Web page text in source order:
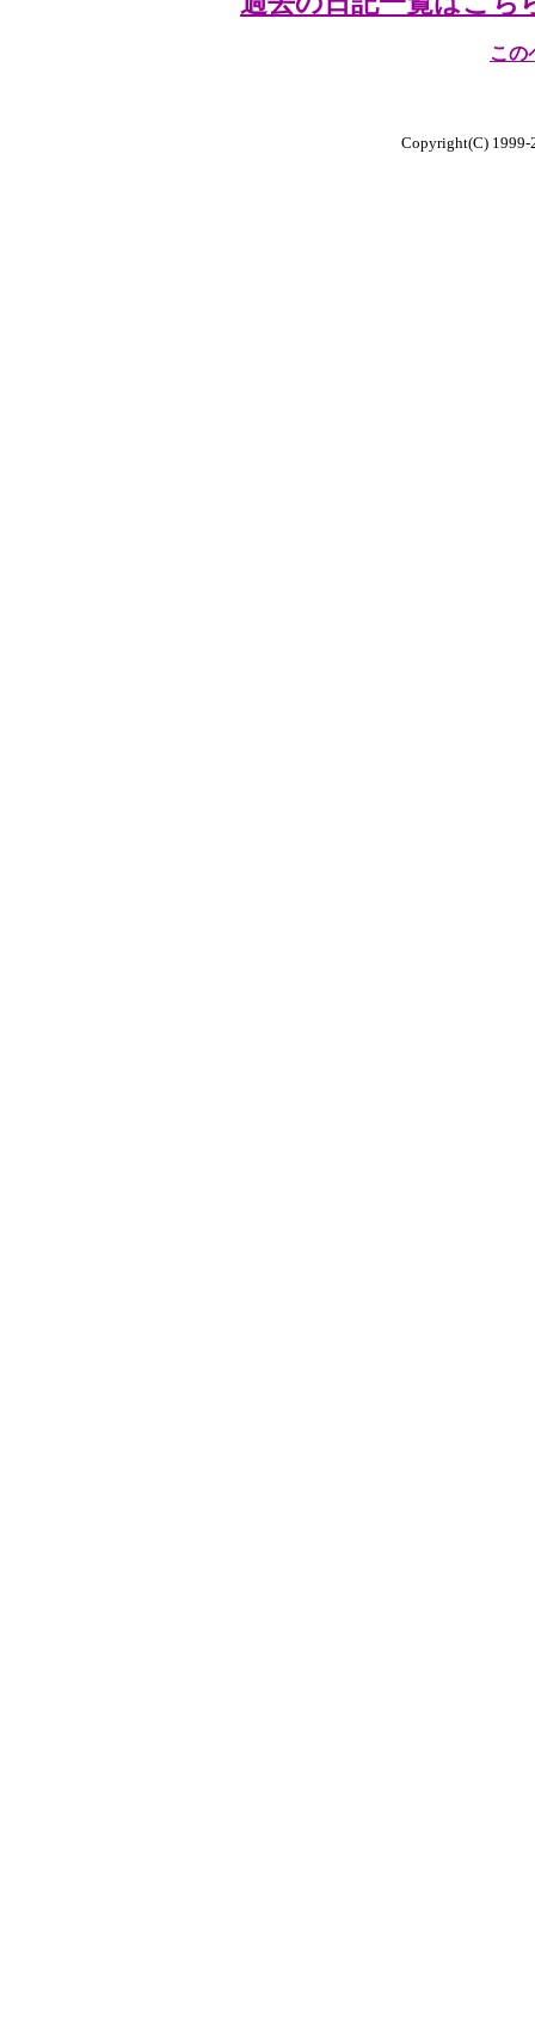
この
Copyright(C) 1999-